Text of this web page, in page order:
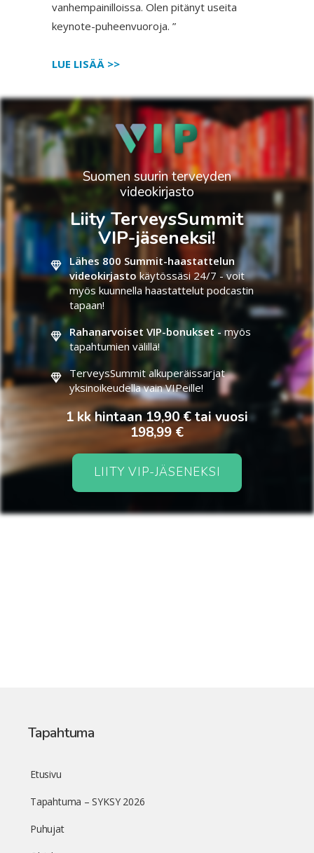
vanhempainilloissa. Olen pitänyt useita
keynote-puheenvuoroja. ”
LUE LISÄÄ >>
Suomen suurin terveyden
videokirjasto
Liity TerveysSummit
VIP-jäseneksi!
Lähes 800 Summit-haastattelun
videokirjasto käytössäsi 24/7 - voit
myös kuunnella haastattelut podcastin
tapaan!
Rahanarvoiset VIP-bonukset -myös
tapahtumien välillä!
TerveysSummit alkuperäissarjat
yksinoikeudella vain VIPeille!
1 kk hintaan 19,90 € tai vuosi
198,99 €
LIITY VIP-JÄSENEKSI
Tapahtuma
Etusivu
Tapahtuma – SYKSY 2026
Puhujat